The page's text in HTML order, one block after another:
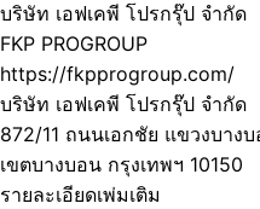
บริษัท เอฟเคพี โปรกรุ๊ป จำกัด
FKP PROGROUP
https://fkpprogroup.com/
บริษัท เอฟเคพี โปรกรุ๊ป จำกัด
872/11 ถนนเอกชัย แขวงบาง
เขตบางบอน กรุงเทพฯ 10150
รายละเอียดเพ่มเติม